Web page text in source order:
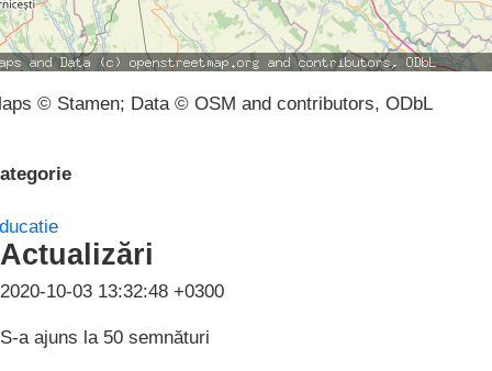
© Stamen; Data © OSM and contributors, ODbL
Actualizări
2020-10-03 13:32:48 +0300
S-a ajuns la 50 semnături